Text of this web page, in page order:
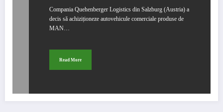
Compania Quehenberger Logistics din Salzburg (Austria) a
decis să achiziționeze autovehicule comerciale produse de
MAN…
Read More